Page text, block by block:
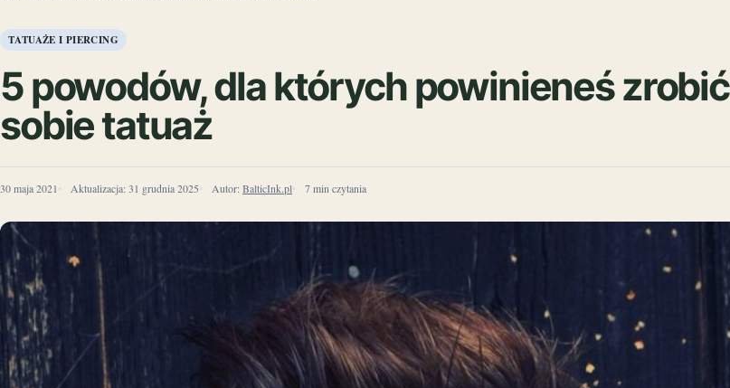
TATUAŻE I PIERCING
5 powodów, dla których powinieneś zrobić
sobie tatuaż
30 maja 2021 Aktualizacja: 31 grudnia 2025 Autor: BalticInk.pl 7 min czytania